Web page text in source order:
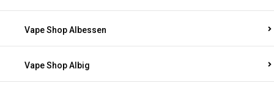
Vape Shop Albessen
Vape Shop Albig